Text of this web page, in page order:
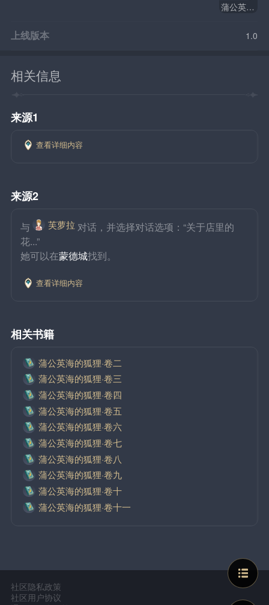
蒲公英海的狐狸
上线版本 1.0
相关信息
来源1
查看详细内容
来源2
与 芙萝拉 对话，并选择对话选项：“关于店里的
花...”
她可以在蒙德城找到。
查看详细内容
相关书籍
蒲公英海的狐狸·卷二
蒲公英海的狐狸·卷三
蒲公英海的狐狸·卷四
蒲公英海的狐狸·卷五
蒲公英海的狐狸·卷六
蒲公英海的狐狸·卷七
蒲公英海的狐狸·卷八
蒲公英海的狐狸·卷九
蒲公英海的狐狸·卷十
蒲公英海的狐狸·卷十一
社区隐私政策
社区用户协议